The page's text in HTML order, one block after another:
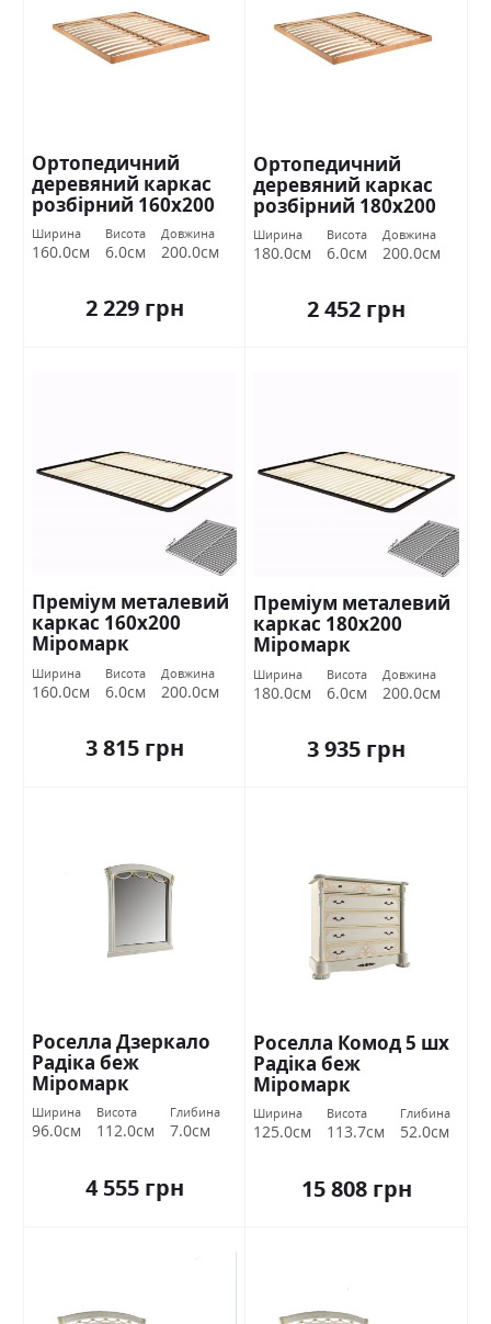
Ортопедичний
деревяний каркас
розбірний 160х200
Міромарк
Ширина
160.0см
Висота
6.0см
Довжина
200.0см
2 229 грн
Ортопедичний
деревяний каркас
розбірний 180х200
Міромарк
Ширина
180.0см
Висота
6.0см
Довжина
200.0см
2 452 грн
Преміум металевий
каркас 160х200
Міромарк
Ширина
160.0см
Висота
6.0см
Довжина
200.0см
3 815 грн
Преміум металевий
каркас 180х200
Міромарк
Ширина
180.0см
Висота
6.0см
Довжина
200.0см
3 935 грн
Роселла Дзеркало
Радіка беж
Міромарк
Ширина
96.0см
Висота
112.0см
Глибина
7.0см
4 555 грн
Роселла Комод 5 шх
Радіка беж
Міромарк
Ширина
125.0см
Висота
113.7см
Глибина
52.0см
15 808 грн